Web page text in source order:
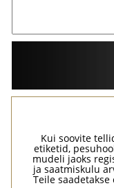
Kui soovite
etiketid,
mudeli jaoks
ja saatmiskulu
Teile